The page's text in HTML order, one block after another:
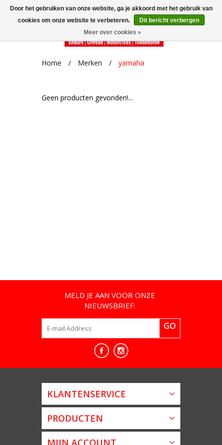
Home / Merken / yamaha
Geen producten gevonden!...
MELD JE AAN VOOR ONZE
NIEUWSBRIEF:
GO
KLANTENSERVICE
PRODUCTEN
MIJN ACCOUNT
Door het gebruiken van onze website, ga je akkoord met het gebruik van
cookies om onze website te verbeteren.
Dit bericht verbergen
Meer over cookies »